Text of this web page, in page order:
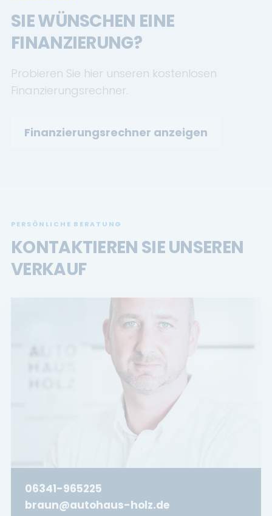
SIE WÜNSCHEN EINE
FINANZIERUNG?
Probieren Sie hier unseren kostenlosen
Finanzierungsrechner.
Finanzierungsrechner anzeigen
PERSÖNLICHE BERATUNG
KONTAKTIEREN SIE UNSEREN
VERKAUF
06341-965225
braun@autohaus-holz.de